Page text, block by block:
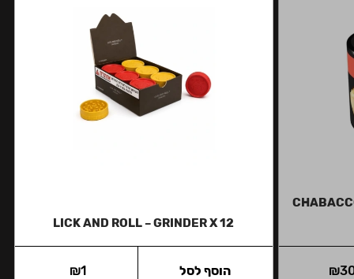
₪
LICK AND ROLL – GRINDER X 12
₪1 הוסף לסל